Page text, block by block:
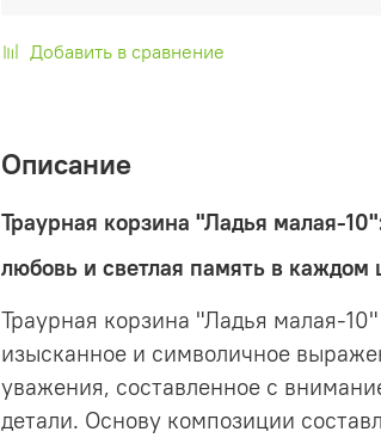
Добавить в сравнение
Описание
Траурная корзина "Ладья малая-
любовь и светлая память в каждом
Траурная корзина "Ладья малая-
изысканное и символичное
уважения, составленное с
детали. Основу композиции